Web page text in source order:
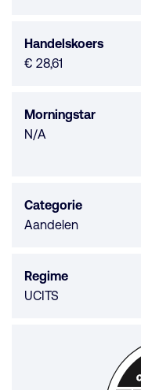
Handelskoers
€ 28,61
Morningstar
Morningstar
N/A
Categorie
Aandelen
Regime
UCITS